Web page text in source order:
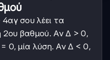
σου λέει τα
2ου βαθμού. Αν Δ > 0,
= 0, μία λύση. Αν Δ < 0,